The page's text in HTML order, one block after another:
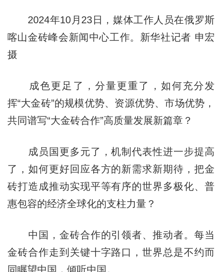
2024年10月23日，媒体工作人员在俄罗斯
喀山金砖峰会新闻中心工作。新华社记者 申宏
摄
成色更足了，分量更重了，如何充分发
挥“大金砖”的规模优势、资源优势、市场优势，
共同谱写“大金砖合作”高质量发展新篇章？
成员国更多元了，机制代表性进一步提高
了，如何更好回应各方的新需求新期待，把金
砖打造成推动实现平等有序的世界多极化、普
惠包容的经济全球化的支柱力量？
中国，金砖合作的引领者、推动者。每当
金砖合作走到关键十字路口，世界总是不约而
同瞩望中国，倾听中国。